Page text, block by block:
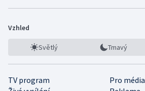
Vzhled
Světlý Tmavý
TV program
Pro média